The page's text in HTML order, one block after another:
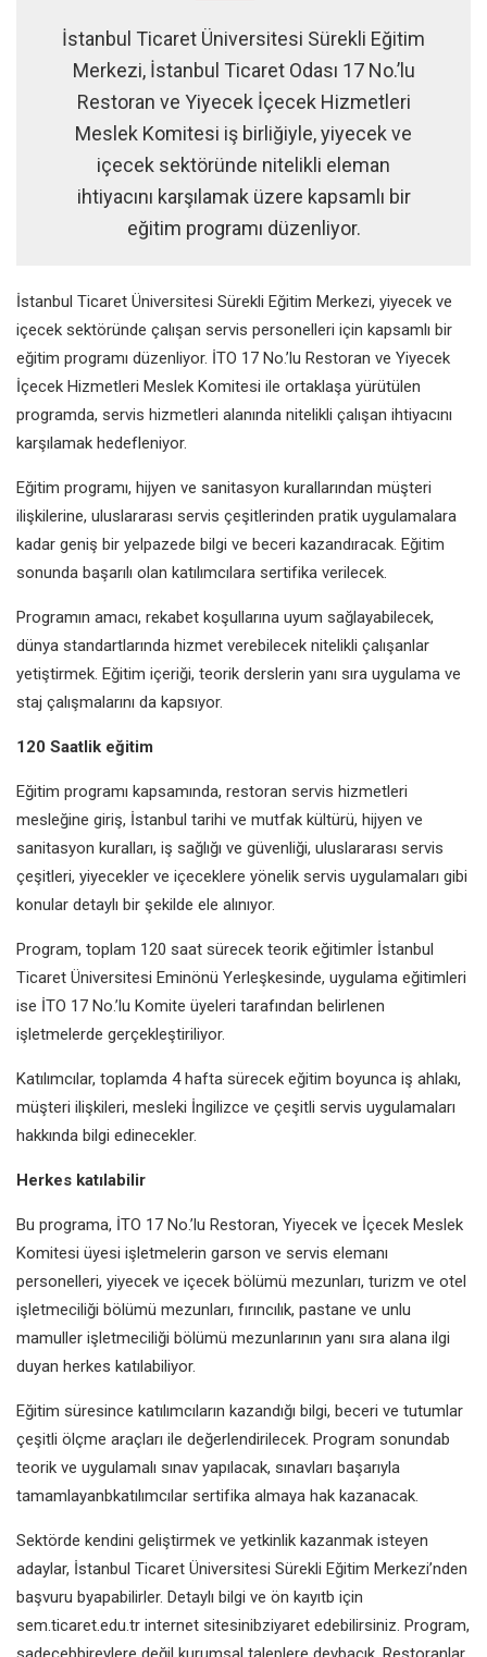
İstanbul Ticaret Üniversitesi Sürekli Eğitim
Merkezi, İstanbul Ticaret Odası 17 No.’lu
Restoran ve Yiyecek İçecek Hizmetleri
Meslek Komitesi iş birliğiyle, yiyecek ve
içecek sektöründe nitelikli eleman
ihtiyacını karşılamak üzere kapsamlı bir
eğitim programı düzenliyor.
İstanbul Ticaret Üniversitesi Sürekli Eğitim Merkezi, yiyecek ve
içecek sektöründe çalışan servis personelleri için kapsamlı bir
eğitim programı düzenliyor. İTO 17 No.’lu Restoran ve Yiyecek
İçecek Hizmetleri Meslek Komitesi ile ortaklaşa yürütülen
programda, servis hizmetleri alanında nitelikli çalışan ihtiyacını
karşılamak hedefleniyor.
Eğitim programı, hijyen ve sanitasyon kurallarından müşteri
ilişkilerine, uluslararası servis çeşitlerinden pratik uygulamalara
kadar geniş bir yelpazede bilgi ve beceri kazandıracak. Eğitim
sonunda başarılı olan katılımcılara sertifika verilecek.
Programın amacı, rekabet koşullarına uyum sağlayabilecek,
dünya standartlarında hizmet verebilecek nitelikli çalışanlar
yetiştirmek. Eğitim içeriği, teorik derslerin yanı sıra uygulama ve
staj çalışmalarını da kapsıyor.
120 Saatlik eğitim
Eğitim programı kapsamında, restoran servis hizmetleri
mesleğine giriş, İstanbul tarihi ve mutfak kültürü, hijyen ve
sanitasyon kuralları, iş sağlığı ve güvenliği, uluslararası servis
çeşitleri, yiyecekler ve içeceklere yönelik servis uygulamaları gibi
konular detaylı bir şekilde ele alınıyor.
Program, toplam 120 saat sürecek teorik eğitimler İstanbul
Ticaret Üniversitesi Eminönü Yerleşkesinde, uygulama eğitimleri
ise İTO 17 No.’lu Komite üyeleri tarafından belirlenen
işletmelerde gerçekleştiriliyor.
Katılımcılar, toplamda 4 hafta sürecek eğitim boyunca iş ahlakı,
müşteri ilişkileri, mesleki İngilizce ve çeşitli servis uygulamaları
hakkında bilgi edinecekler.
Herkes katılabilir
Bu programa, İTO 17 No.’lu Restoran, Yiyecek ve İçecek Meslek
Komitesi üyesi işletmelerin garson ve servis elemanı
personelleri, yiyecek ve içecek bölümü mezunları, turizm ve otel
işletmeciliği bölümü mezunları, fırıncılık, pastane ve unlu
mamuller işletmeciliği bölümü mezunlarının yanı sıra alana ilgi
duyan herkes katılabiliyor.
Eğitim süresince katılımcıların kazandığı bilgi, beceri ve tutumlar
çeşitli ölçme araçları ile değerlendirilecek. Program sonundab
teorik ve uygulamalı sınav yapılacak, sınavları başarıyla
tamamlayanbkatılımcılar sertifika almaya hak kazanacak.
Sektörde kendini geliştirmek ve yetkinlik kazanmak isteyen
adaylar, İstanbul Ticaret Üniversitesi Sürekli Eğitim Merkezi’nden
başvuru byapabilirler. Detaylı bilgi ve ön kayıtb için
sem.ticaret.edu.tr internet sitesinibziyaret edebilirsiniz. Program,